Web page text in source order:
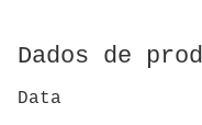
Dados de
Data